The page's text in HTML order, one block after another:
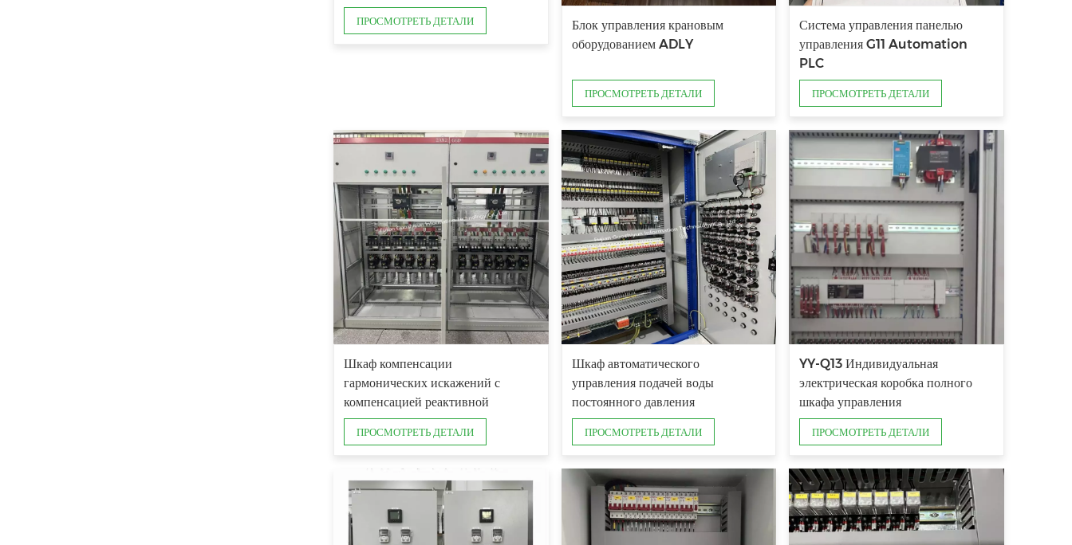
ПРОСМОТРЕТЬ ДЕТАЛИ
Блок управления крановым
оборудованием ADLY
ПРОСМОТРЕТЬ ДЕТАЛИ
Система управления панелью
управления G11 Automation
PLC
ПРОСМОТРЕТЬ ДЕТАЛИ
Шкаф компенсации
гармонических искажений с
компенсацией реактивной
мощности 480 В
ПРОСМОТРЕТЬ ДЕТАЛИ
Шкаф автоматического
управления подачей воды
постоянного давления
ПРОСМОТРЕТЬ ДЕТАЛИ
YY-Q13 Индивидуальная
электрическая коробка полного
шкафа управления
ПРОСМОТРЕТЬ ДЕТАЛИ